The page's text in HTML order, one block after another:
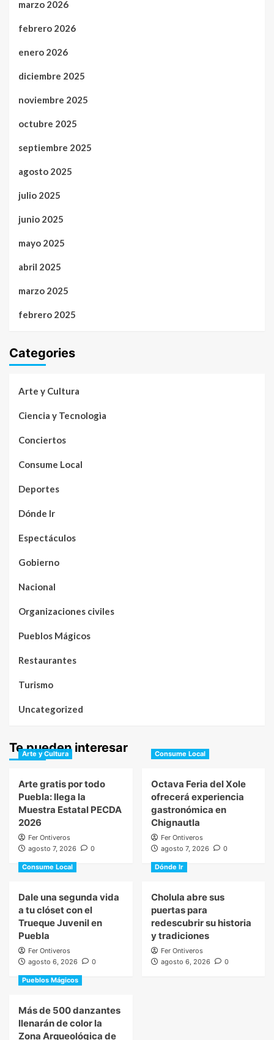
marzo 2026
febrero 2026
enero 2026
diciembre 2025
noviembre 2025
octubre 2025
septiembre 2025
agosto 2025
julio 2025
junio 2025
mayo 2025
abril 2025
marzo 2025
febrero 2025
Categories
Arte y Cultura
Ciencia y Tecnologìa
Conciertos
Consume Local
Deportes
Dónde Ir
Espectáculos
Gobierno
Nacional
Organizaciones civiles
Pueblos Mágicos
Restaurantes
Turismo
Uncategorized
Te pueden interesar
Arte y Cultura
Arte gratis por todo
Puebla: llega la
Muestra Estatal PECDA
2026
Fer Ontiveros
agosto 7, 2026
0
Consume Local
Octava Feria del Xole
ofrecerá experiencia
gastronómica en
Chignautla
Fer Ontiveros
agosto 7, 2026
0
Consume Local
Dale una segunda vida
a tu clóset con el
Trueque Juvenil en
Puebla
Fer Ontiveros
agosto 6, 2026
0
Dónde Ir
Cholula abre sus
puertas para
redescubrir su historia
y tradiciones
Fer Ontiveros
agosto 6, 2026
0
Pueblos Mágicos
Más de 500 danzantes
llenarán de color la
Zona Arqueológica de